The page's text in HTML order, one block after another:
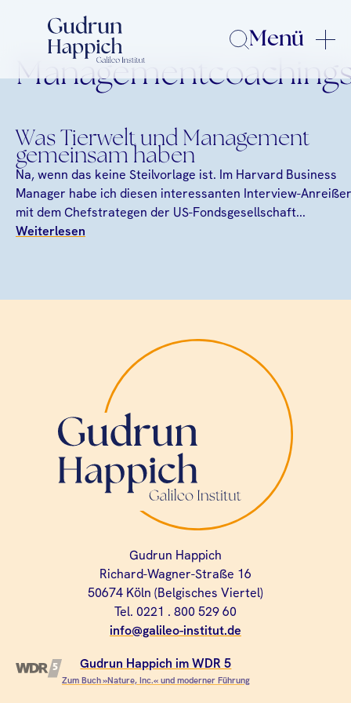
Menü
Was Tierwelt und Management
gemeinsam haben
Na, wenn das keine Steilvorlage ist. Im Harvard Business
Manager habe ich diesen interessanten Interview-Anreißer
mit dem Chefstrategen der US-Fondsgesellschaft...
Weiterlesen
Gudrun Happich
Richard-Wagner-Straße 16
50674 Köln (Belgisches Viertel)
Tel. 0221 . 800 529 60
info@galileo-institut.de
Gudrun Happich im WDR 5
Zum Buch »Nature, Inc.« und moderner Führung